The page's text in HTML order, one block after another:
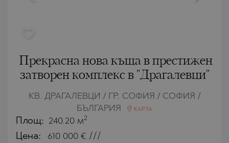
Прекрасна нова къща в престижен
затворен комплекс в "Драгалевци"
КВ. ДРАГАЛЕВЦИ / ГР. СОФИЯ / СОФИЯ /
БЪЛГАРИЯ
КАРТА
Площ: 240.20 м2
Цена: 610 000 € ///